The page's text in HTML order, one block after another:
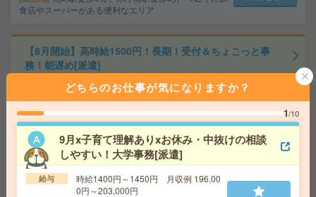
食店やスーパーがある便利なエリア
【8月開始】高時給1500円！長期！受付＆ちょこっと事
務！朝遅め[派遣]
時給1500円 月収例 234,900円
勤務地 高槻市駅徒歩20分
気になる!
【オープニング募集】おばあちゃんのお散歩付き添いも
仕事の1つ[派遣]
どちらのお仕事が気になりますか？
1/10
9月x子育て理解ありxお休み・中抜けの相談
しやすい！大学事務[派遣]
給与
時給1400円～1450円 月収例 196,00
0円～203,000円